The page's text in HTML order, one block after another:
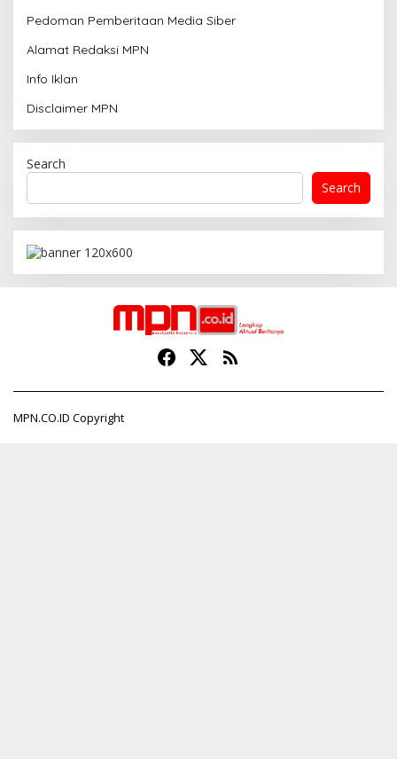
Pedoman Pemberitaan Media Siber
Alamat Redaksi MPN
Info Iklan
Disclaimer MPN
Search
Search
MPN.CO.ID Copyright